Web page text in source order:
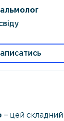
– цей складний